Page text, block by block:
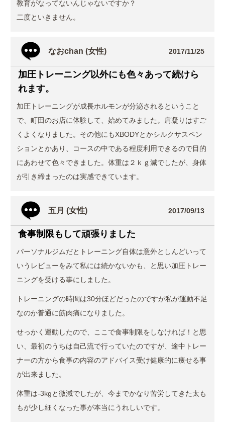
教育がなってないんじゃないですか？
二度といきません。
なおchan (女性) 2017/11/25
加圧トレーニング以外にも色々あって続けら
れます。
加圧トレーニングが成長ホルモンが分泌されるということ
で、町田のお店に体験して、始めてみました。肩凝りはすご
くよくなりました。その他にもXBODYとかシルクサスペン
ションとかあり、コースの中である程度利用できるので目的
にあわせて色々できました。体重は２ｋｇ減でしたが、身体
が引き締まったのは実感できています。
五月 (女性) 2017/09/13
食事制限もして頑張りました
パーソナルジムだとトレーニング自体は意外としんどいって
いうレビューをみて私には続かないかも、と思い加圧トレー
ニングを受ける事にしました。
トレーニングの時間は30分ほどだったのですが私が運動不足
なのか普通に筋肉痛になりました。
せっかく運動したので、ここで食事制限をしなければ！と思
い、最初のうちは自己流で行っていたのですが、途中トレー
ナーの方から食事の内容のアドバイス受け健康的に痩せる事
が出来ました。
体重は-3kgと微減でしたが、今までかなり苦労してきた太も
もが少し細くなった事が本当にうれしいです。